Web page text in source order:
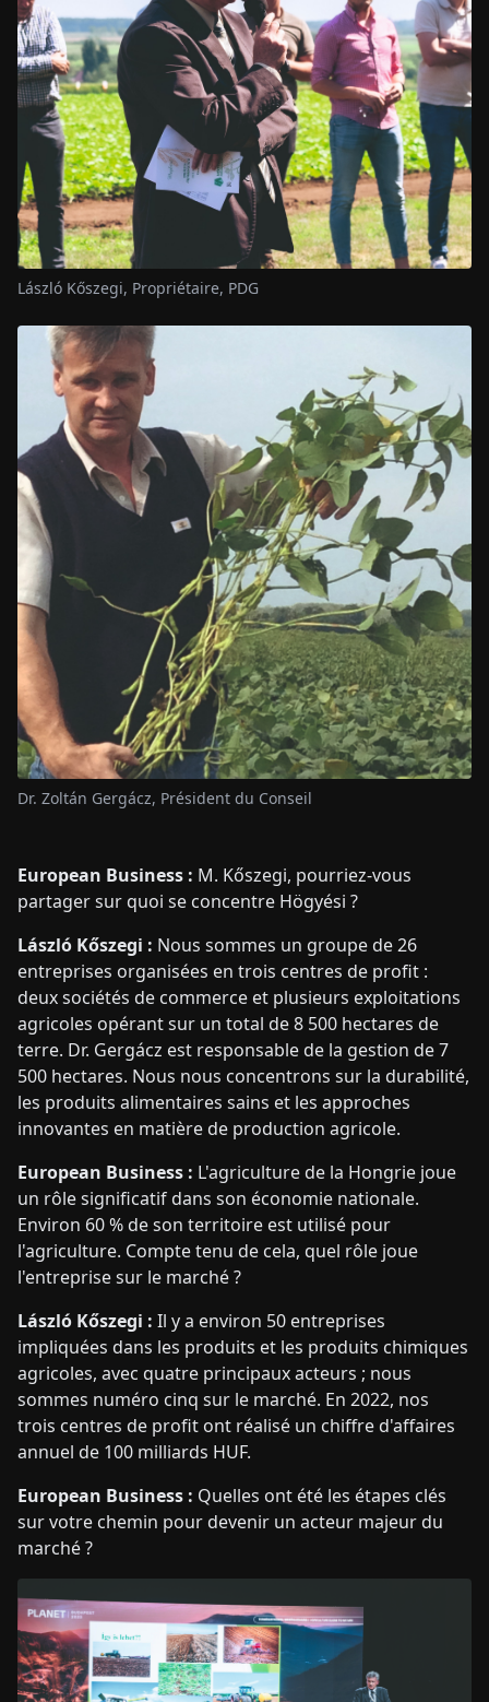
László Kőszegi, Propriétaire, PDG
Dr. Zoltán Gergácz, Président du Conseil
European Business : M. Kőszegi, pourriez-vous
partager sur quoi se concentre Högyési ?
László Kőszegi : Nous sommes un groupe de 26
entreprises organisées en trois centres de profit :
deux sociétés de commerce et plusieurs exploitations
agricoles opérant sur un total de 8 500 hectares de
terre. Dr. Gergácz est responsable de la gestion de 7
500 hectares. Nous nous concentrons sur la durabilité,
les produits alimentaires sains et les approches
innovantes en matière de production agricole.
European Business : L'agriculture de la Hongrie joue
un rôle significatif dans son économie nationale.
Environ 60 % de son territoire est utilisé pour
l'agriculture. Compte tenu de cela, quel rôle joue
l'entreprise sur le marché ?
László Kőszegi : Il y a environ 50 entreprises
impliquées dans les produits et les produits chimiques
agricoles, avec quatre principaux acteurs ; nous
sommes numéro cinq sur le marché. En 2022, nos
trois centres de profit ont réalisé un chiffre d'affaires
annuel de 100 milliards HUF.
European Business : Quelles ont été les étapes clés
sur votre chemin pour devenir un acteur majeur du
marché ?